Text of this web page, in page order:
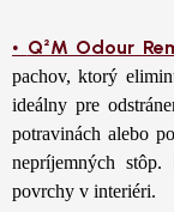
• Q²M Odour
pachov, ktorý
ideálny pre
potravinách alebo
nepríjemných
povrchy v interiéri.